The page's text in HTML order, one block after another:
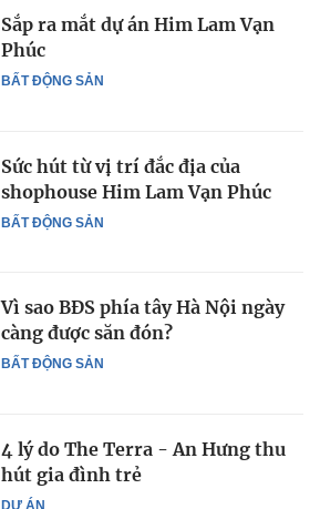
BẤT ĐỘNG SẢN
Sắp ra mắt dự án Him Lam Vạn
Phúc
BẤT ĐỘNG SẢN
Sức hút từ vị trí đắc địa của
shophouse Him Lam Vạn Phúc
BẤT ĐỘNG SẢN
Vì sao BĐS phía tây Hà Nội ngày
càng được săn đón?
DỰ ÁN
4 lý do The Terra - An Hưng thu
hút gia đình trẻ